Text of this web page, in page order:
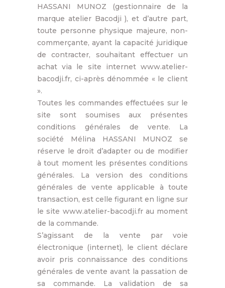
HASSANI MUNOZ (gestionnaire de la
marque atelier Bacodji ), et d’autre part,
toute personne physique majeure, non-
commerçante, ayant la capacité juridique
de contracter, souhaitant effectuer un
achat via le site internet www.atelier-
bacodji.fr, ci-après dénommée « le client
».
Toutes les commandes effectuées sur le
site sont soumises aux présentes
conditions générales de vente. La
société Mélina HASSANI MUNOZ se
réserve le droit d’adapter ou de modifier
à tout moment les présentes conditions
générales. La version des conditions
générales de vente applicable à toute
transaction, est celle figurant en ligne sur
le site www.atelier-bacodji.fr au moment
de la commande.
S’agissant de la vente par voie
électronique (internet), le client déclare
avoir pris connaissance des conditions
générales de vente avant la passation de
sa commande. La validation de sa